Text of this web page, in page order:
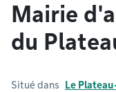
Mairie
du
Situé dans Le